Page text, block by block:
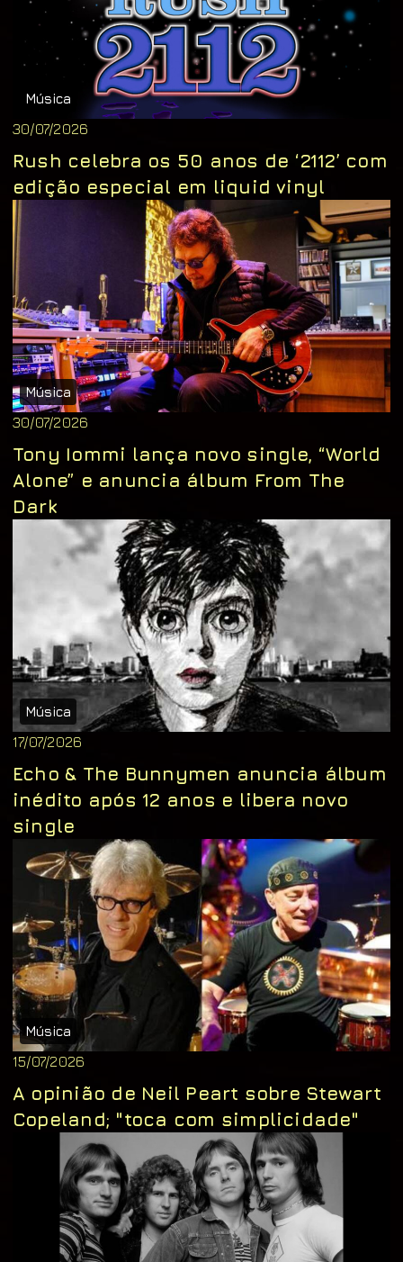
Música
30/07/2026
Rush celebra os 50 anos de ‘2112’ com
edição especial em liquid vinyl
Música
30/07/2026
Tony Iommi lança novo single, “World
Alone” e anuncia álbum From The
Dark
Música
17/07/2026
Echo & The Bunnymen anuncia álbum
inédito após 12 anos e libera novo
single
Música
15/07/2026
A opinião de Neil Peart sobre Stewart
Copeland; "toca com simplicidade"